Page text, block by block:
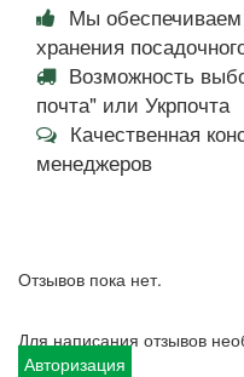
Мы
хранения
Возможность
почта" или Укрпочта
Качественная
менеджеров
Отзывов пока нет.
Для написания отзывов
Авторизация